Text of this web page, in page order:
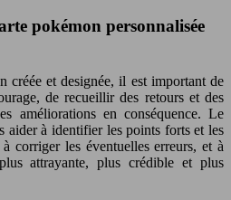
pokémon personnalisée
créée et designée, il est important de
de recueillir des retours et des
améliorations en conséquence. Le
aider à identifier les points forts et les
corriger les éventuelles erreurs, et à
attrayante, plus crédible et plus